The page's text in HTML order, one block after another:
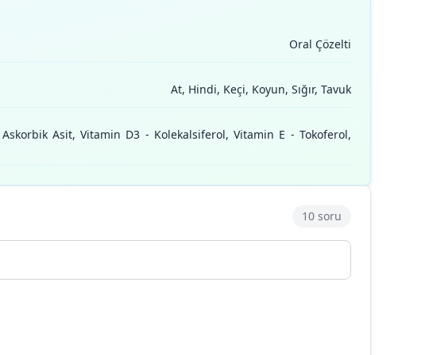
Oral Çözelti
At, Hindi, Keçi, Koyun, Sığır, Tavuk
Asit, Vitamin D3 - Kolekalsiferol, Vitamin E - Tokoferol,
10 soru